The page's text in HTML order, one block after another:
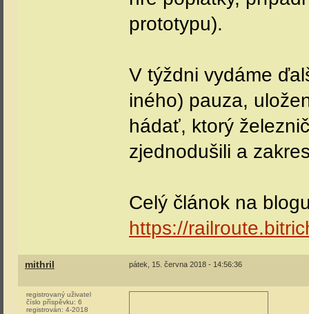
prototypu).
V týždni vydáme
iného) pauza,
hádať, ktorý
zjednodušili a
Celý článok na
https://
mithril pátek, 15. června 2018 - 14:56:36
registrovaný uživatel
číslo příspěvku: 6
registrován: 4-2018